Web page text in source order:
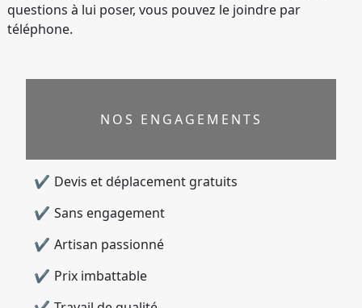
questions à lui poser, vous pouvez le joindre par
téléphone.
NOS ENGAGEMENTS
Devis et déplacement gratuits
Sans engagement
Artisan passionné
Prix imbattable